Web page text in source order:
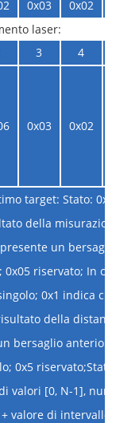
0x03 0x02
laser:
3 4
0x03 0x02
target: Stato: 0x00
della misurazione
un bersaglio
riservato; In caso
0x1 indica che
della distanza è
bersaglio anteriore e
0x5 riservato;Status_
valori [0, N-1], numero
valore di intervallo